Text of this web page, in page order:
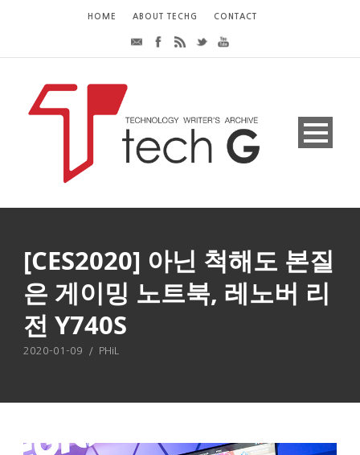
HOME ABOUT TECHG CONTACT
[CES2020] 아닌 척해도 본질
은 게이밍 노트북, 레노버 리
전 Y740S
2020-01-09 / PHiL